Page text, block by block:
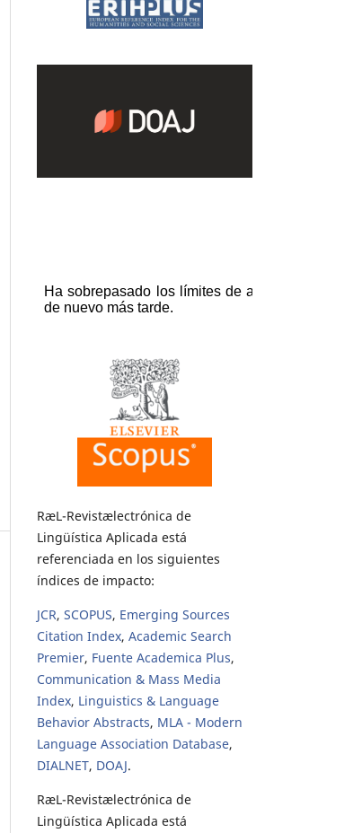
RæL-Revistælectrónica de
Lingüística Aplicada está
referenciada en los siguientes
índices de impacto:
JCR, SCOPUS, Emerging Sources
Citation Index, Academic Search
Premier, Fuente Academica Plus,
Communication & Mass Media
Index, Linguistics & Language
Behavior Abstracts, MLA - Modern
Language Association Database,
DIALNET, DOAJ.
RæL-Revistælectrónica de
Lingüística Aplicada está